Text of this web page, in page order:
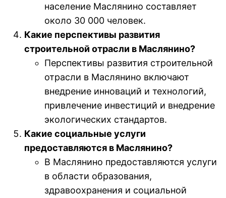
население Маслянино составляет
около 30 000 человек.
Какие перспективы развития
строительной отрасли в Маслянино?
Перспективы развития строительной
отрасли в Маслянино включают
внедрение инноваций и технологий,
привлечение инвестиций и внедрение
экологических стандартов.
Какие социальные услуги
предоставляются в Маслянино?
В Маслянино предоставляются услуги
в области образования,
здравоохранения и социальной